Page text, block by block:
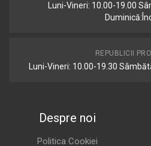
Luni-Vineri: 10.00-19.00
REPUBLICII
Luni-Vineri: 10.00-19.30
Despre noi
Politica Cookiei